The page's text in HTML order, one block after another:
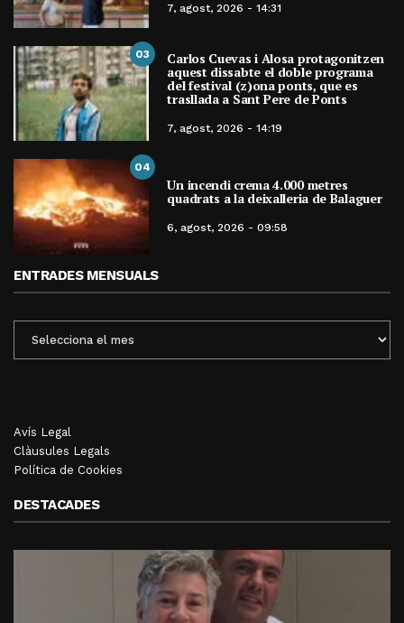
7, agost, 2026 - 14:31
03 Carlos Cuevas i Alosa protagonitzen
aquest dissabte el doble programa
del festival (z)ona ponts, que es
trasllada a Sant Pere de Ponts
7, agost, 2026 - 14:19
04
Un incendi crema 4.000 metres
quadrats a la deixalleria de Balaguer
6, agost, 2026 - 09:58
ENTRADES MENSUALS
MENSUALS
Avís Legal
Clàusules Legals
Política de Cookies
DESTACADES